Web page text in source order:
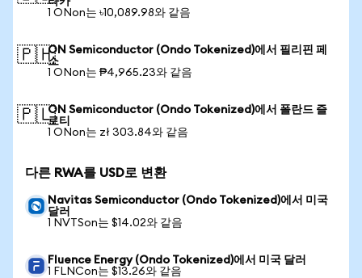
1 ONon는 ৳10,089.98와 같음
🇵🇭ON Semiconductor (Ondo Tokenized)에서 필리핀 페
소
1 ONon는 ₱4,965.23와 같음
🇵🇱ON Semiconductor (Ondo Tokenized)에서 폴란드 즐
로티
1 ONon는 zł 303.84와 같음
다른 RWA를 USD로 변환
Navitas Semiconductor (Ondo Tokenized)에서 미국
달러
1 NVTSon는 $14.02와 같음
Fluence Energy (Ondo Tokenized)에서 미국 달러
1 FLNCon는 $13.26와 같음